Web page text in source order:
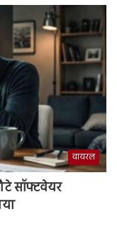
वायरल
सॉफ्टवेयर